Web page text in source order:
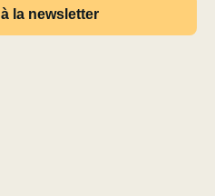
la newsletter